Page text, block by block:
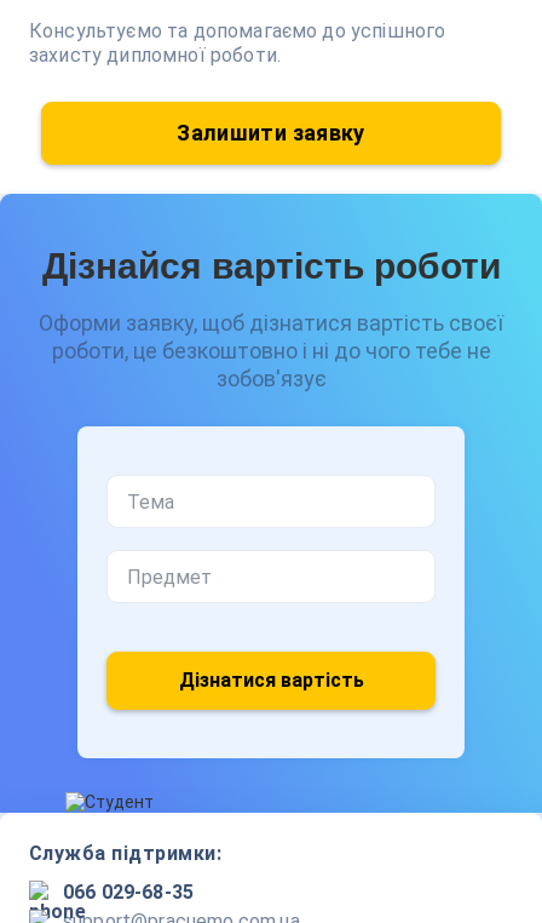
Консультуємо та допомагаємо до успішного
захисту дипломної роботи.
Залишити заявку
Дізнайся вартість роботи
Оформи заявку, щоб дізнатися вартість своєї
роботи, це безкоштовно і ні до чого тебе не
зобов'язує
Дізнатися вартість
Служба підтримки:
066 029-68-35